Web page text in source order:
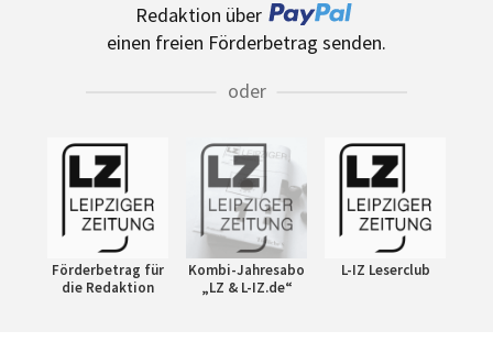
Redaktion über
einen freien Förderbetrag senden.
oder
Förderbetrag für
die Redaktion
Kombi-Jahresabo
„LZ & L-IZ.de“
L-IZ Leserclub